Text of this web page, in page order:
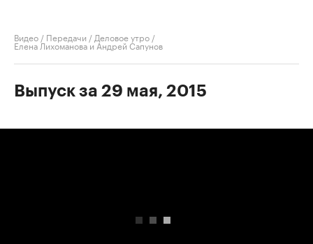
Видео / Передачи / Деловое утро /
Елена Лихоманова и Андрей Сапунов
Выпуск за 29 мая, 2015